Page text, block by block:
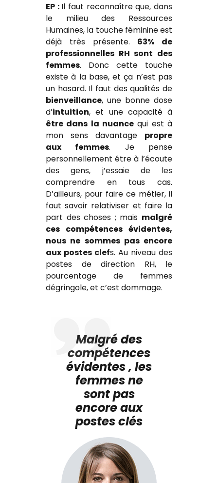
EP : Il faut reconnaître que, dans
le milieu des Ressources
Humaines, la touche féminine est
déjà très présente. 63% de
professionnelles RH sont des
femmes. Donc cette touche
existe à la base, et ça n’est pas
un hasard. Il faut des qualités de
bienveillance, une bonne dose
d’intuition, et une capacité à
être dans la nuance qui est à
mon sens davantage propre
aux femmes. Je pense
personnellement être à l’écoute
des gens, j’essaie de les
comprendre en tous cas.
D’ailleurs, pour faire ce métier, il
faut savoir relativiser et faire la
part des choses ; mais malgré
ces compétences évidentes,
nous ne sommes pas encore
aux postes clefs. Au niveau des
postes de direction RH, le
pourcentage de femmes
dégringole, et c’est dommage.
Malgré des
compétences
évidentes , les
femmes ne
sont pas
encore aux
postes clés